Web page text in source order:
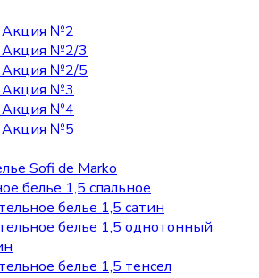
Акция №2
Акция №2/3
Акция №2/5
Акция №3
Акция №4
Акция №5
Sofi de Marko
белье 1,5 спальное
белье 1,5 сатин
белье 1,5 однотонный
белье 1,5 тенсел